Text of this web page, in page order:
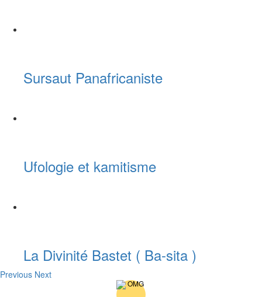
Sursaut Panafricaniste
Ufologie et kamitisme
La Divinité Bastet ( Ba-sita )
Previous Next